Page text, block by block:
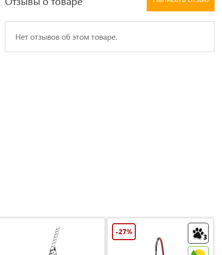
Нет отзывов об этом товаре.
3
-27%